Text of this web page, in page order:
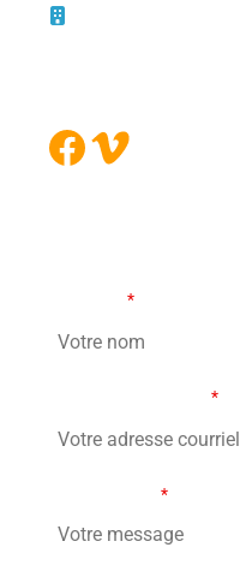
Facebook Vimeo
*
*
*